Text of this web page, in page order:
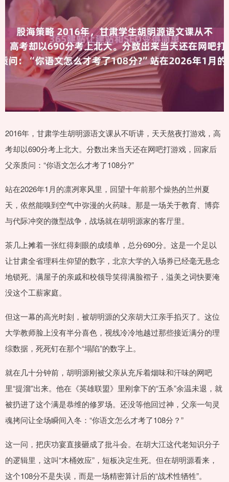
2016年，甘肃学生胡明源语文课从不听讲，天天熬夜打游戏，高
考却以690分考上北大。分数出来当天还在网吧打游戏，回家后
父亲质问：“你语文怎么才考了108分?”
站在2026年1月的凛冽寒风里，回望十年前那个燥热的兰州夏
天，依然能嗅到空气中弥漫的火药味。那是一场关于教育、博弈
与代际冲突的微型战争，战场就在胡明源家的客厅里。
茶几上摊着一张红得刺眼的成绩单，总分690分。这是一个足以
让甘肃全省理科生仰望的数字，北京大学的入场券已经毫无悬念
地锁死。满屋子的亲戚和校领导笑得满脸褶子，溢美之词快要淹
没这个工薪家庭。
但这一幕的高光时刻，被胡明源的父亲胡大江亲手掐灭了。这位
大学教师脸上没有半分喜色，视线冷冷地越过那些接近满分的理
综数据，死死钉在那个“塌陷”的数字上。
就在几十分钟前，胡明源刚被父亲从充斥着烟味和汗味的网吧
里“提溜”出来。他在《英雄联盟》里刚拿下的“五杀”余温未退，就
被扔进了这个满是恭维的修罗场。还没等他回过神，父亲一句灵
魂拷问让全场瞬间入冬：“你语文怎么才考了108分？”
这一问，把庆功宴直接砸成了批斗会。在胡大江这代老知识分子
的逻辑里，这叫“木桶效应”，短板决定生死。但在胡明源看来，
这个108分不是失误，而是一场精密算计后的“战术性牺牲”。